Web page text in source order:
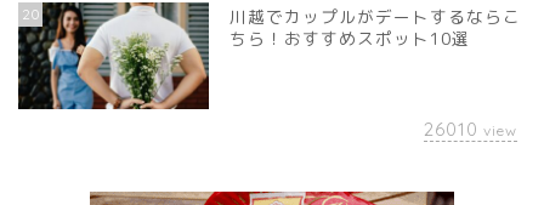
20
川越でカップルがデートするならこ
ちら！おすすめスポット10選
26010 view